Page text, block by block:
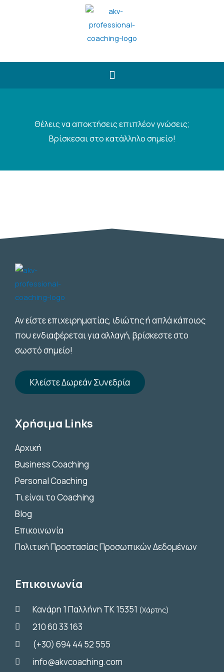
Θέλεις να αποκτήσεις επιπλέον γνώσεις;
Βρίσκεσαι στο κατάλληλο σημείο!
Αν είστε επιχειρηματίας, ιδιώτης ή απλά κάποιος
που ενδιαφέρεται για αλλαγή, βρίσκεστε στο
σωστό σημείο!
Κλείστε Δωρεάν Συνεδρία
Χρήσιμα Links
Αρχική
Business Coaching
Personal Coaching
Τι είναι το Coaching
Blog
Επικοινωνία
Πολιτική Προστασίας Προσωπικών Δεδομένων
Επικοινωνία
Κανάρη 1 Παλλήνη ΤΚ 15351 (Χάρτης)
210 60 33 163
(+30) 694 44 52 555
info@akvcoaching.com